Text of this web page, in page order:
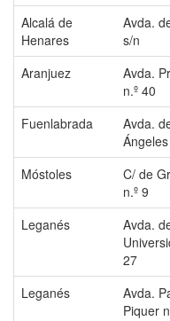
Alcalá de
Henares
Avda.
s/n
Aranjuez
Avda.
n.º 40
Fuenlabrada
Avda.
Ángeles
Móstoles
C/ de
n.º 9
Leganés
Avda.
27
Leganés
Avda.
Piquer